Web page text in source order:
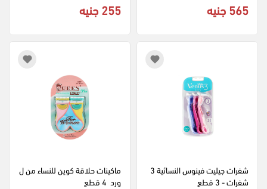
565 جنيه 255 جنيه
شفرات - 3 قطع
ماكينات حلاقة كوين للنساء من ل
ورد  4 قطع